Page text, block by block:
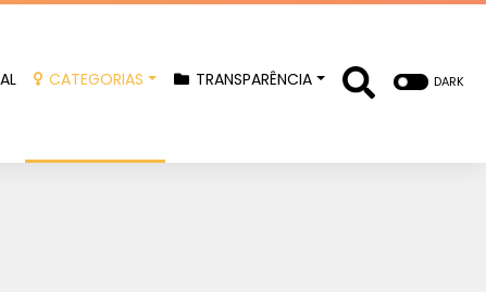
CATEGORIAS TRANSPARÊNCIA DARK